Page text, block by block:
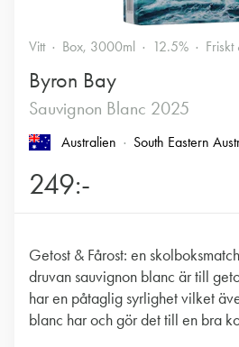
Vitt Box, 3000ml 12.5% Friskt
Byron Bay
Sauvignon Blanc 2025
Australien South Eastern
249:-
Getost & Fårost: en
druvan sauvignon blanc är till
har en påtaglig syrlighet vilket
blanc har och gör det till en bra